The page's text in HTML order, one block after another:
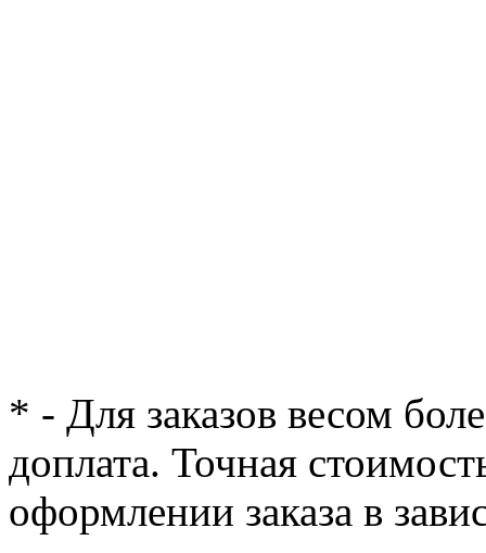
* - Для заказов весом
доплата. Точная
оформлении заказа в